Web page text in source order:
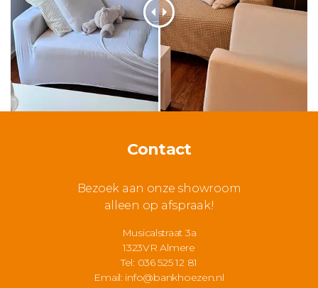
Contact
Bezoek aan onze showroom
alleen op afspraak!
Musicalstraat 3a
1323VR Almere
Tel: 036 525 12 81
Email: info@bankhoezen.nl